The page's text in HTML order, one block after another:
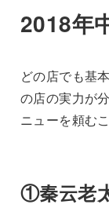
2018年
どの店でも基
の店の実力が
ニューを頼む
①秦云老